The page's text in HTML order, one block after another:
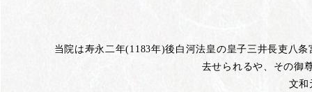
当院は寿永二年(1183年)後白河法皇の皇子三井長吏八
去せられるや、その御
文和